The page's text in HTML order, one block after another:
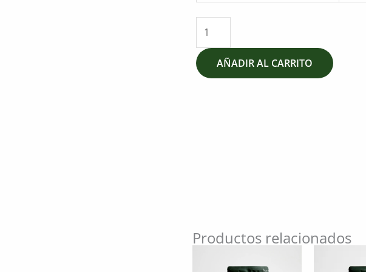
AÑADIR AL CARRITO
Productos relacionados